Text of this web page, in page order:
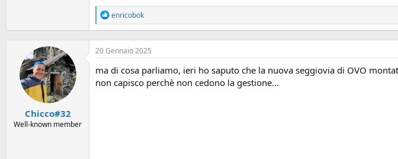
R
e
a
c
t
o
n
enricobok
Chicco#32
Well-known member
20 Gennaio 2025
ma di cosa parliamo, ieri ho saputo che la nuova seggiovia di OVO
non capisco perchè non cedono la gestione...